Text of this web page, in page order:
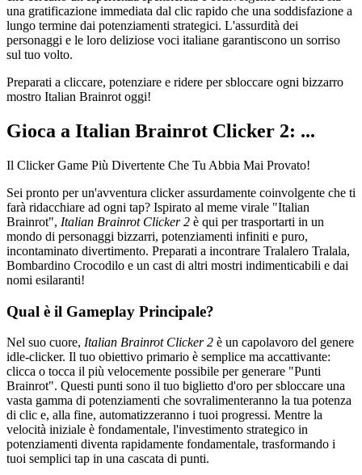
una gratificazione immediata dal clic rapido che una soddisfazione a
lungo termine dai potenziamenti strategici. L'assurdità dei
personaggi e le loro deliziose voci italiane garantiscono un sorriso
sul tuo volto.
Preparati a cliccare, potenziare e ridere per sbloccare ogni bizzarro
mostro Italian Brainrot oggi!
Gioca a Italian Brainrot Clicker 2: ...
Il Clicker Game Più Divertente Che Tu Abbia Mai Provato!
Sei pronto per un'avventura clicker assurdamente coinvolgente che ti
farà ridacchiare ad ogni tap? Ispirato al meme virale "Italian
Brainrot", Italian Brainrot Clicker 2 è qui per trasportarti in un
mondo di personaggi bizzarri, potenziamenti infiniti e puro,
incontaminato divertimento. Preparati a incontrare Tralalero Tralala,
Bombardino Crocodilo e un cast di altri mostri indimenticabili e dai
nomi esilaranti!
Qual è il Gameplay Principale?
Nel suo cuore, Italian Brainrot Clicker 2 è un capolavoro del genere
idle-clicker. Il tuo obiettivo primario è semplice ma accattivante:
clicca o tocca il più velocemente possibile per generare "Punti
Brainrot". Questi punti sono il tuo biglietto d'oro per sbloccare una
vasta gamma di potenziamenti che sovralimenteranno la tua potenza
di clic e, alla fine, automatizzeranno i tuoi progressi. Mentre la
velocità iniziale è fondamentale, l'investimento strategico in
potenziamenti diventa rapidamente fondamentale, trasformando i
tuoi semplici tap in una cascata di punti.